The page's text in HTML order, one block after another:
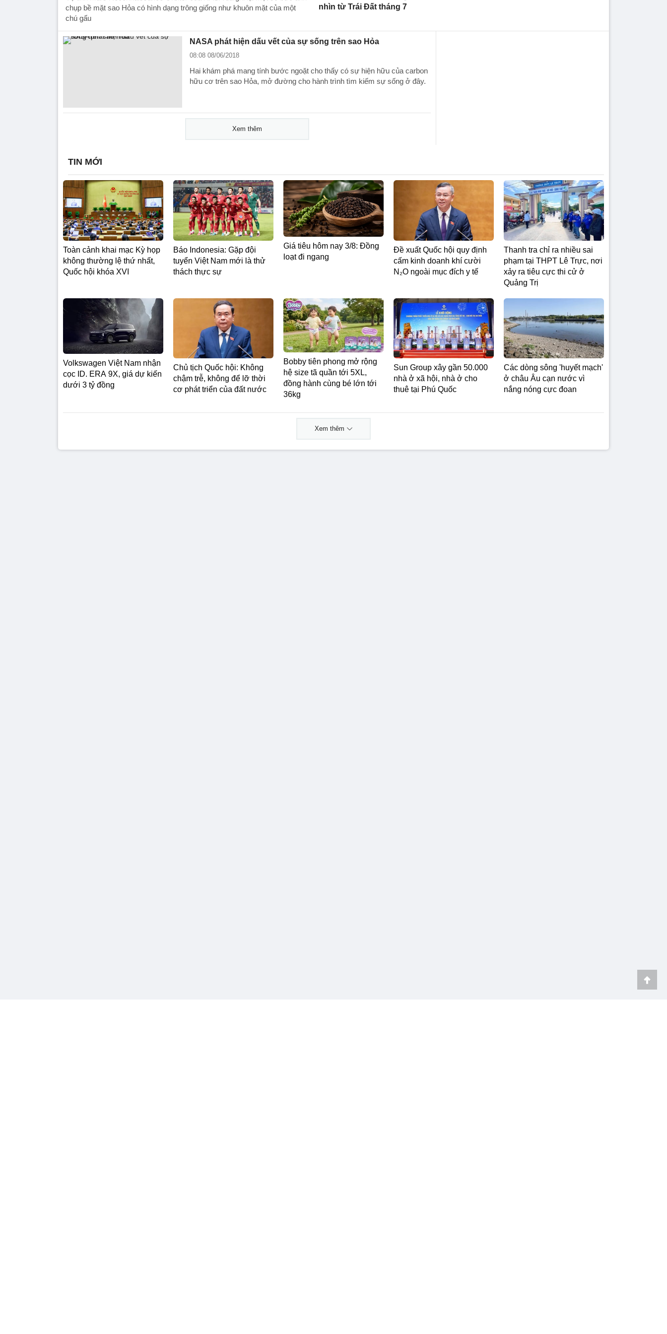
chụp bề mặt sao Hỏa có hình dạng trông giống như khuôn mặt của một
chú gấu
nhìn từ Trái Đất tháng 7
NASA phát hiện dấu vết của sự sống trên sao Hỏa
08:08 08/06/2018
Hai khám phá mang tính bước ngoặt cho thấy có sự hiện hữu của carbon
hữu cơ trên sao Hỏa, mở đường cho hành trình tìm kiếm sự sống ở đây.
Xem thêm
TIN MỚI
Toàn cảnh khai mạc Kỳ họp
không thường lệ thứ nhất,
Quốc hội khóa XVI
Báo Indonesia: Gặp đội
tuyển Việt Nam mới là thử
thách thực sự
Giá tiêu hôm nay 3/8: Đồng
loạt đi ngang
Đề xuất Quốc hội quy định
cấm kinh doanh khí cười
N₂O ngoài mục đích y tế
Thanh tra chỉ ra nhiều sai
phạm tại THPT Lê Trực, nơi
xảy ra tiêu cực thi cử ở
Quảng Trị
Volkswagen Việt Nam nhận
cọc ID. ERA 9X, giá dự kiến
dưới 3 tỷ đồng
Chủ tịch Quốc hội: Không
chậm trễ, không để lỡ thời
cơ phát triển của đất nước
Bobby tiên phong mở rộng
hệ size tã quần tới 5XL,
đồng hành cùng bé lớn tới
36kg
Sun Group xây gần 50.000
nhà ở xã hội, nhà ở cho
thuê tại Phú Quốc
Các dòng sông 'huyết mạch'
ở châu Âu cạn nước vì
nắng nóng cực đoan
Xem thêm